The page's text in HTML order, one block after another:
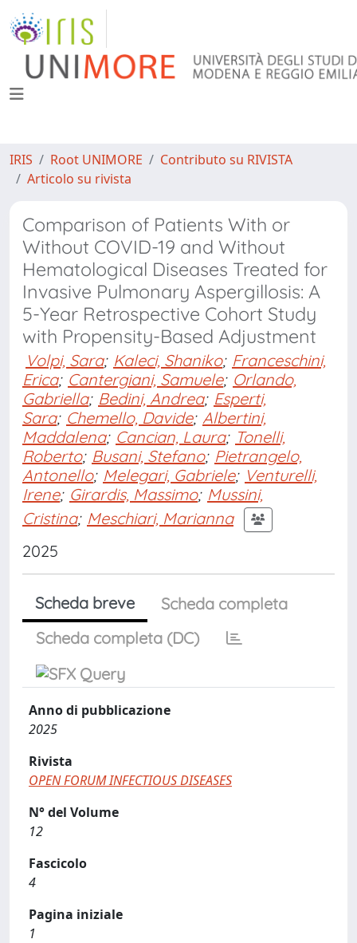
IRIS Root UNIMORE
Contributo su RIVISTA
Articolo su rivista
Comparison of Patients With or
Without COVID-19 and Without
Hematological Diseases Treated for
Invasive Pulmonary Aspergillosis: A
5-Year Retrospective Cohort Study
with Propensity-Based Adjustment
Volpi, Sara; Kaleci, Shaniko; Franceschini,
Erica; Cantergiani, Samuele; Orlando,
Gabriella; Bedini, Andrea; Esperti,
Sara; Chemello, Davide; Albertini,
Maddalena; Cancian, Laura; Tonelli,
Roberto; Busani, Stefano; Pietrangelo,
Antonello; Melegari, Gabriele; Venturelli,
Irene; Girardis, Massimo; Mussini,
Cristina; Meschiari, Marianna
2025
Scheda breve
Scheda completa
Scheda completa (DC)
Anno di pubblicazione
2025
Rivista
OPEN FORUM INFECTIOUS DISEASES
N° del Volume
12
Fascicolo
4
Pagina iniziale
1